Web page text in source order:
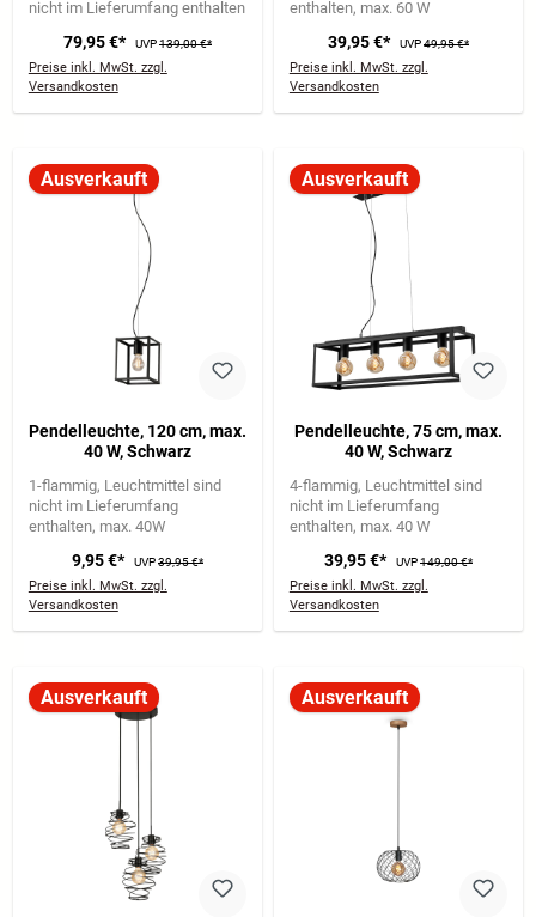
nicht im Lieferumfang enthalten
79,95 €* UVP139,00 €*
Preise inkl. MwSt. zzgl.
Versandkosten
enthalten max. 60 W
39,95 €* UVP49,95 €*
Preise inkl. MwSt. zzgl.
Versandkosten
Ausverkauft
Pendelleuchte, 120 cm, max.
40 W, Schwarz
1-flammig Leuchtmittel sind
nicht im Lieferumfang
enthalten max. 40W
9,95 €* UVP39,95 €*
Preise inkl. MwSt. zzgl.
Versandkosten
Ausverkauft
Pendelleuchte, 75 cm, max.
40 W, Schwarz
4-flammig Leuchtmittel sind
nicht im Lieferumfang
enthalten max. 40 W
39,95 €* UVP149,00 €*
Preise inkl. MwSt. zzgl.
Versandkosten
Ausverkauft Ausverkauft